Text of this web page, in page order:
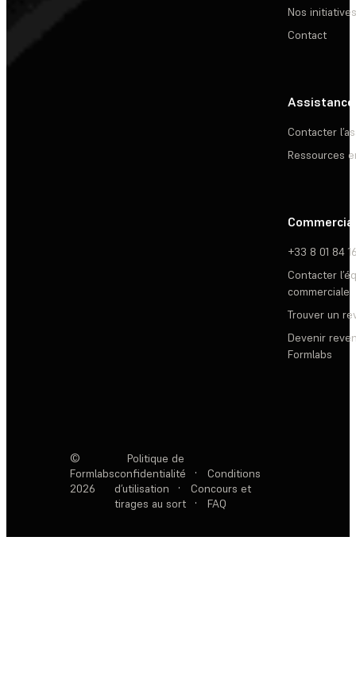
Nos initiatives
Contact
Assistance
Contacter
Ressources
Commercial
+33 8 01 84
Contacter
commerciale
Trouver un
Devenir
Formlabs
©
Formlabs
2026
Politique de
confidentialité
·
Conditions
d’utilisation
·
Concours et
tirages au sort
· FAQ